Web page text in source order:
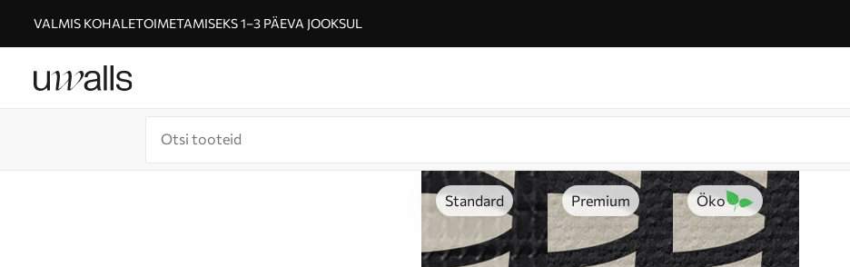
VALMIS KOHALETOIMETAMISEKS 1–3 PÄEVA JOOKSUL
Standard Premium Öko